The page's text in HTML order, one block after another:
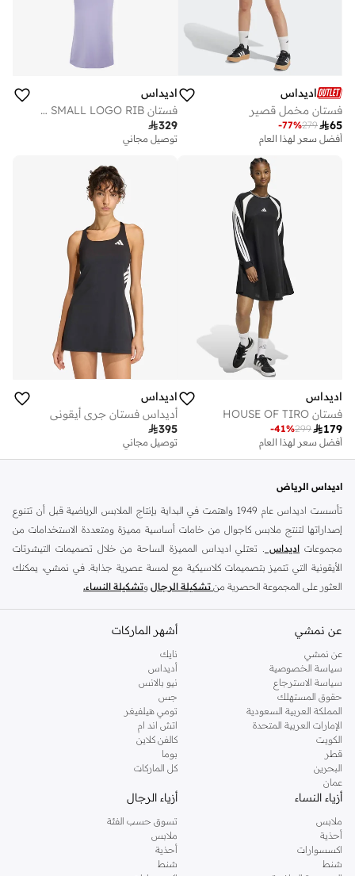
اديداس
فستان مخمل قصير
65
279
-77%
أفضل سعر لهذا العام
اديداس
فستان ADIDAS KIT SMALL LOGO RIB
329
توصيل مجاني
اديداس
فستان HOUSE OF TIRO
179
299
-41%
أفضل سعر لهذا العام
اديداس
أديداس فستان جري أيقوني
395
توصيل مجاني
اديداس الرياض
تأسست اديداس عام 1949 واهتمت في البداية بإنتاج الملابس الرياضية قبل أن تتنوع
إصداراتها لتنتج ملابس كاجوال من خامات أساسية مميزة ومتعددة الاستخدامات من
مجموعات اديداس . تعتلي اديداس المميزة الساحة من خلال تصميمات التيشرتات
الأيقونية التي تتميز بتصميمات كلاسيكية مع لمسة عصرية جذابة. في نمشي، يمكنك
العثور على المجموعة الحصرية من تشكيلة الرجال وتشكيلة النساء.
من خلال دمج الموضة واللياقة البدنية ، توفر أديداس ملابس رياضية يومية عملية أو
أحذية رياضية مثل
اديداس بريداتور. سواء كنت تقوم برياضة الجري
الصباحية ، أو جلسة تمارين مكثفة ، أو تصل إلى أحدث فصول التمارين الرياضية ، فهذه
العلامة التجارية الشهيرة تحتوي على مجموعة كاملة من الملابس والحقائب
والاكسسوارات المثالية عند بذل الجهد او خلال البرودة وكل شيء بينهما. ابحث عن
المظهر الكلاسيكي للأشرطة الثلاثية الذي لا يزال يمثل الموضة الأساسية منذ عقود خلت ،
أو جرب الأنماط العصرية التي تجعل من الجيمانزيوم ترتقي إلى مستوى جديد تمامًا.
صممت الاحذية الرياضية لهذه العلامة التجارية لتكون مريحًة عمادها الأداء ، لاحذية مريحة
وداعمة للجري والجيمانيزم والعديد من الأنشطة الأخرى. ، توجد العديد من الأحذية
الرياضية التي ترتقي بمظهرك خارج اوقات الدوام ، كما ان الشباشب والنعال تضيف راحة
قصوى. ارتديها مع ليقنقز او مع جينز و تي شيرت لموضة ما بعد الدوام بدون أي جهد.
التمارين والعديد من الضروريات الأخرى هنا في مجموعتنا المخصصة.
اديداس للرجال اونلاين في الرياض
عن نمشي
عن نمشي
سياسة الخصوصية
سياسة الاسترجاع
حقوق المستهلك
المملكة العربية السعودية
الإمارات العربية المتحدة
الكويت
قطر
البحرين
عمان
أشهر الماركات
نايك
أديداس
نيو بالانس
جس
تومي هيلفيغر
اتش اند ام
كالفن كلاين
بوما
كل الماركات
أزياء النساء
ملابس
أحذية
اكسسوارات
شنط
أزياء الرجال
تسوق حسب الفئة
ملابس
أحذية
شنط